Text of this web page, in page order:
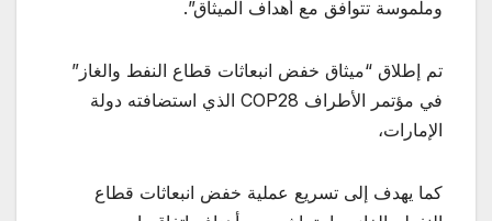
وملموسة تتوافق مع أهداف الميثاق”.
تم إطلاق “ميثاق خفض انبعاثات قطاع النفط والغاز”
في مؤتمر الأطراف COP28 الذي استضافته دولة
الإمارات،
كما يهدف إلى تسريع عملية خفض انبعاثات قطاع